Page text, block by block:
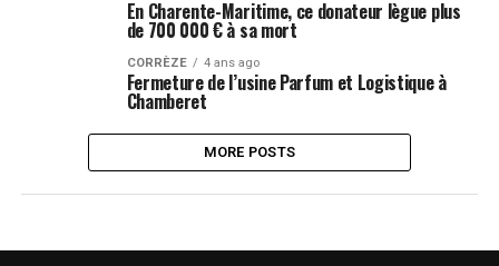
En Charente-Maritime, ce donateur lègue plus
de 700 000 € à sa mort
CORRÈZE 4 ans ago
Fermeture de l’usine Parfum et Logistique à
Chamberet
MORE POSTS